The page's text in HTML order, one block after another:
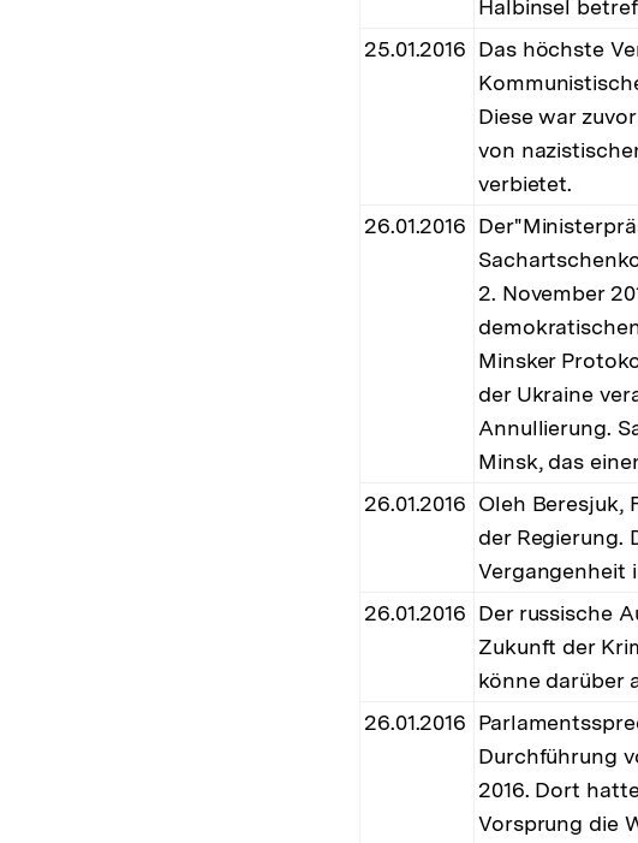
Halbinsel
25.01.2016 Das höchste
Diese war
von
verbietet.
26.01.2016
2. November
Minsker
der Ukraine
Annullierung.
Minsk, das
26.01.2016 Oleh Beresjuk,
der Regierung.
Vergangenheit
26.01.2016 Der russische
Zukunft der
könne darüber
26.01.2016
Durchführung
2016. Dort
Vorsprung die